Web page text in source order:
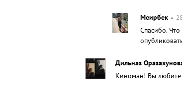
Меирбек
Спасибо.
Дильназ
Киноман! Вы любите